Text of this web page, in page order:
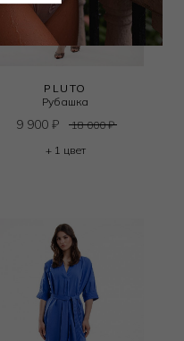
PLUTO
Рубашка
9 900 ₽ 18 000₽
+ 1 цвет